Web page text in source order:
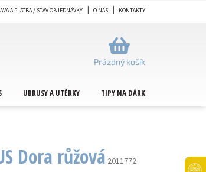
A PLATBA / STAV OBJEDNÁVKY O NÁS KONTAKTY
NÁKUPNÍ
KOŠÍK
Prázdný košík
UBRUSY A UTĚRKY TIPY NA DÁRKY
Dora růžová 2011772